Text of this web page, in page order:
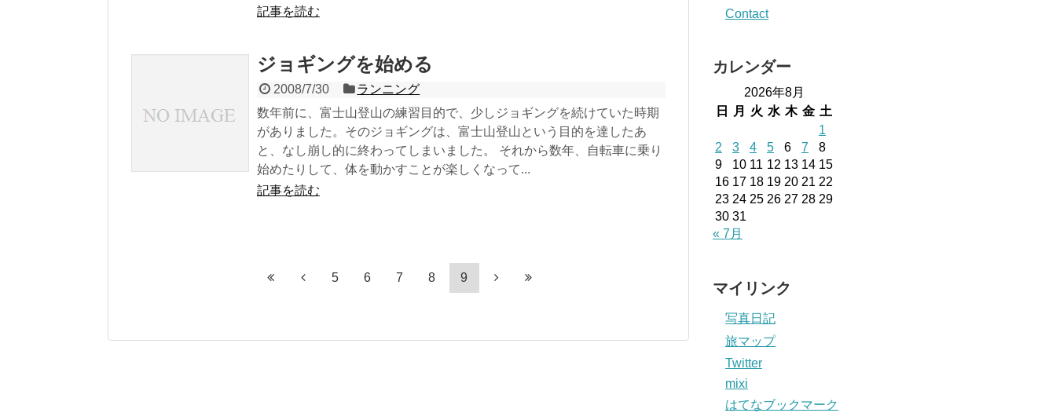
記事を読む
ジョギングを始める
2008/7/30
ランニング
数年前に、富士山登山の練習目的で、少しジョギングを続けていた時期
がありました。そのジョギングは、富士山登山という目的を達したあ
と、なし崩し的に終わってしまいました。 それから数年、自転車に乗り
始めたりして、体を動かすことが楽しくなって...
記事を読む
5 6 7 8 9
Contact
カレンダー
2026年8月
日
月 火 水 木 金 土
1
2
3 4 5 6 7
8
9
10 11 12 13 14 15
16 17 18 19 20 21 22
23 24 25 26 27 28 29
30 31
« 7月
マイリンク
写真日記
旅マップ
Twitter
mixi
はてなブックマーク